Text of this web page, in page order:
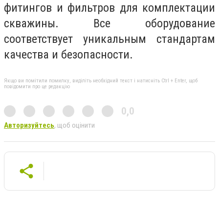
фитингов и фильтров для комплектации
скважины. Все оборудование
соответствует уникальным стандартам
качества и безопасности.
Якщо ви помітили помилку, виділіть необхідний текст і натисніть Ctrl + Enter, щоб
повідомити про це редакцію
0,0
Авторизуйтесь, щоб оцінити